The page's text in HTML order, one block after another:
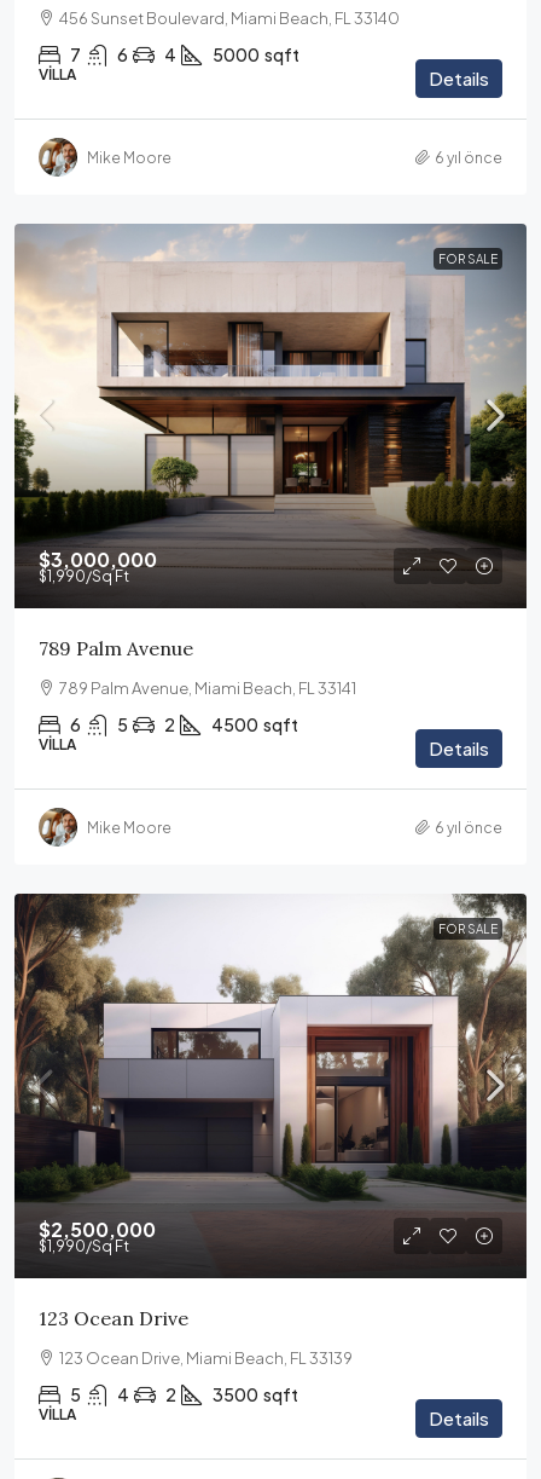
456 Sunset Boulevard, Miami Beach, FL 33140
7 6 4 5000 sqft
VILLA Details
Mike Moore 6 yıl önce
FOR SALE
$3,000,000
$1,990/Sq Ft
789 Palm Avenue
789 Palm Avenue, Miami Beach, FL 33141
6 5 2 4500 sqft
VILLA Details
Mike Moore 6 yıl önce
FOR SALE
$2,500,000
$1,990/Sq Ft
123 Ocean Drive
123 Ocean Drive, Miami Beach, FL 33139
5 4 2 3500 sqft
VILLA Details